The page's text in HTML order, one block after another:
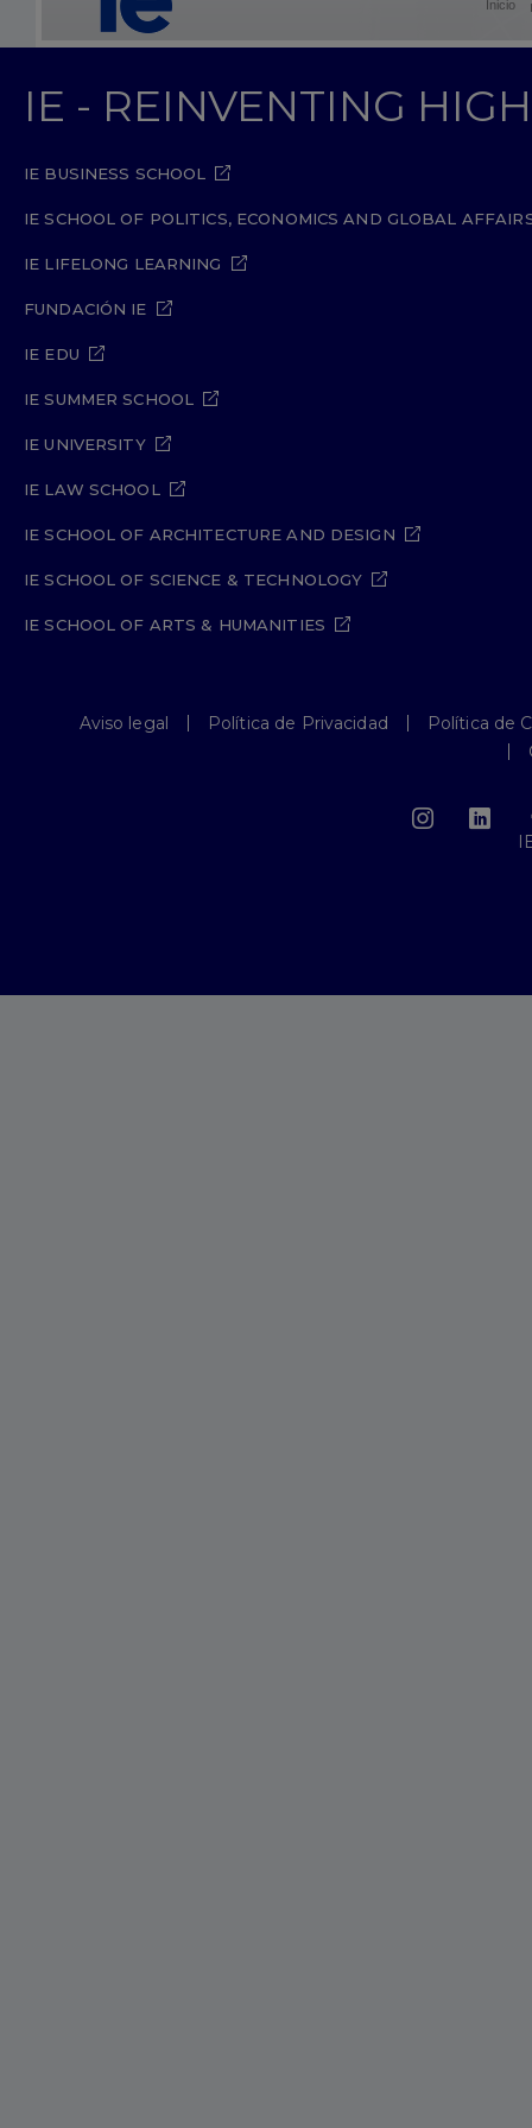
Inicio
IE - REINVENTING
IE BUSINESS SCHOOL
IE SCHOOL OF POLITICS, ECONOMICS AND GLOBAL
IE LIFELONG LEARNING
FUNDACIÓN IE
IE EDU
IE SUMMER SCHOOL
IE UNIVERSITY
IE LAW SCHOOL
IE SCHOOL OF ARCHITECTURE AND DESIGN
IE SCHOOL OF SCIENCE & TECHNOLOGY
IE SCHOOL OF ARTS & HUMANITIES
Aviso legal Política de Privacidad
Política de